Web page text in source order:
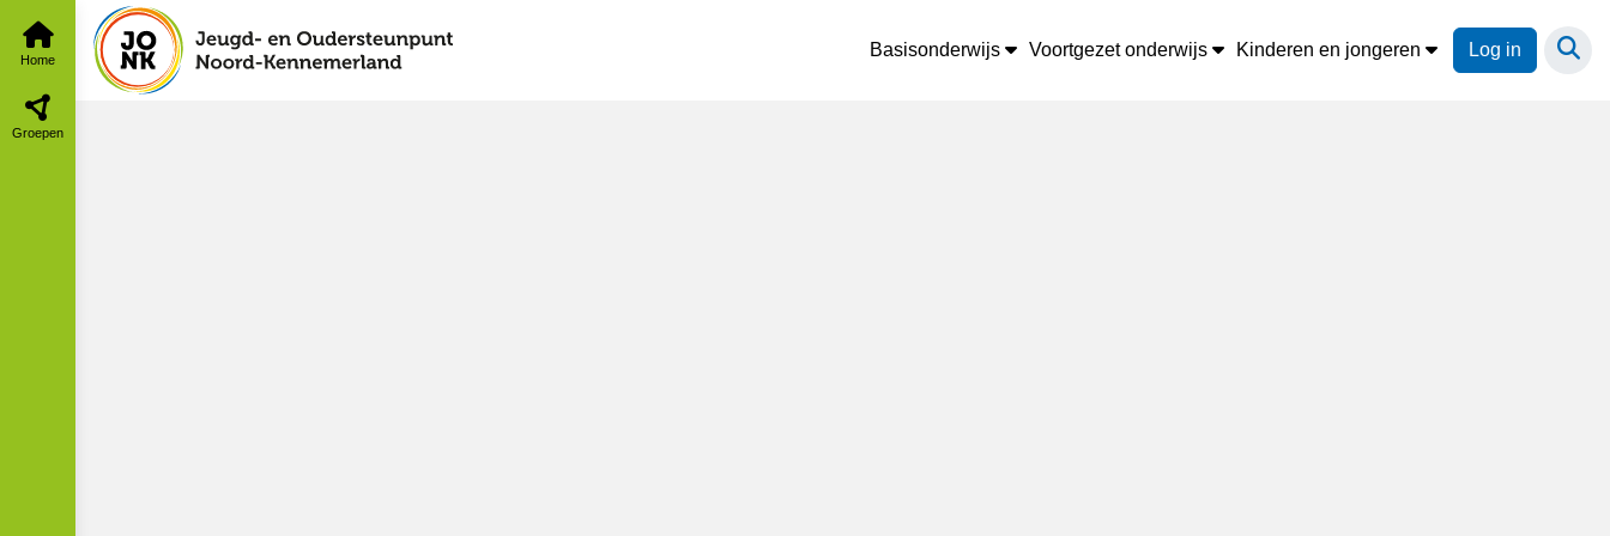
Basisonderwijs Voortgezet onderwijs Kinderen en jongeren Log in
Home
Groepen
Algemeen - rechten en plichten